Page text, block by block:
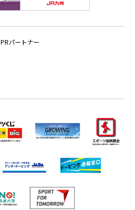
PRパートナー